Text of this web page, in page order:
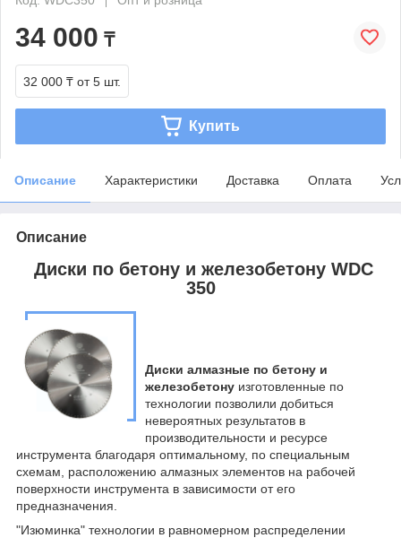
34 000 ₸
32 000 ₸ от 5 шт.
Купить
Описание Характеристики Доставка Оплата
Описание
Диски по бетону и железобетону WDC
350
Диски алмазные по бетону и
железобетонуизготовленные по
технологии позволили добиться
невероятных результатов в
производительности и ресурсе
инструмента благодаря оптимальному, по специальным
схемам, расположению алмазных элементов на рабочей
поверхности инструмента в зависимости от его
предназначения.
"Изюминка" технологии в равномерном распределении